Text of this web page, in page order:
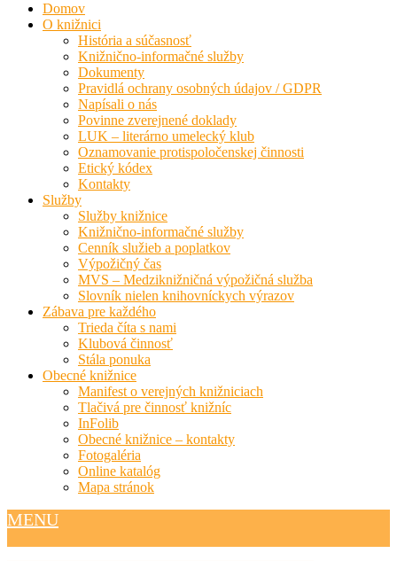
Domov
O knižnici
História a súčasnosť
Knižnično-informačné služby
Dokumenty
Pravidlá ochrany osobných údajov / GDPR
Napísali o nás
Povinne zverejnené doklady
LUK – literárno umelecký klub
Oznamovanie protispoločenskej činnosti
Etický kódex
Kontakty
Služby
Služby knižnice
Knižnično-informačné služby
Cenník služieb a poplatkov
Výpožičný čas
MVS – Medziknižničná výpožičná služba
Slovník nielen knihovníckych výrazov
Zábava pre každého
Trieda číta s nami
Klubová činnosť
Stála ponuka
Obecné knižnice
Manifest o verejných knižniciach
Tlačivá pre činnosť knižníc
InFolib
Obecné knižnice – kontakty
Fotogaléria
Online katalóg
Mapa stránok
MENU